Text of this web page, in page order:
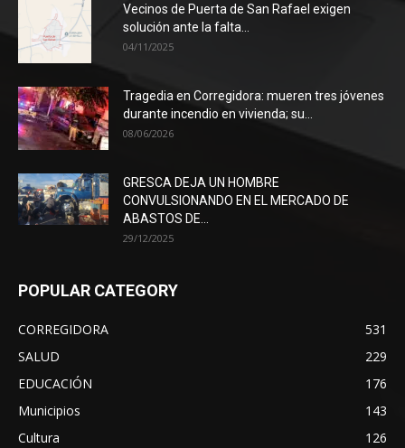
Vecinos de Puerta de San Rafael exigen
solución ante la falta...
04/11/2025
Tragedia en Corregidora: mueren tres jóvenes
durante incendio en vivienda; su...
08/06/2026
GRESCA DEJA UN HOMBRE
CONVULSIONANDO EN EL MERCADO DE
ABASTOS DE...
29/12/2025
POPULAR CATEGORY
CORREGIDORA
531
SALUD
229
EDUCACIÓN
176
Municipios
143
Cultura
126